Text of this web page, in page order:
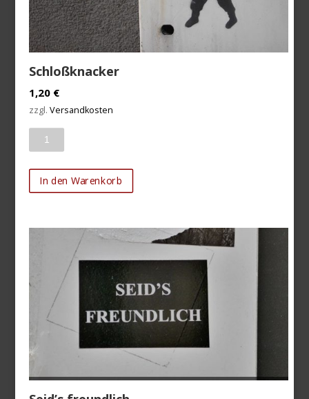
Schloßknacker
1,20 €
zzgl.Versandkosten
In den Warenkorb